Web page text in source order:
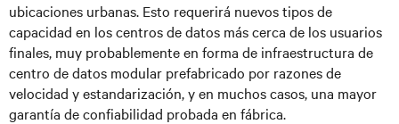
ubicaciones urbanas. Esto requerirá nuevos tipos de
capacidad en los centros de datos más cerca de los usuarios
finales, muy probablemente en forma de infraestructura de
centro de datos modular prefabricado por razones de
velocidad y estandarización, y en muchos casos, una mayor
garantía de confiabilidad probada en fábrica.